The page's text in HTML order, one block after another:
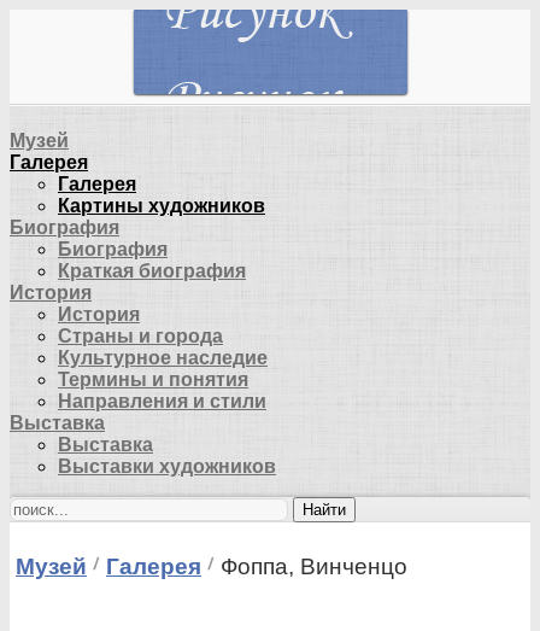
Музей
Галерея
Галерея
Картины художников
Биография
Биография
Краткая биография
История
История
Страны и города
Культурное наследие
Термины и понятия
Направления и стили
Выставка
Выставка
Выставки художников
Найти
Музей Галерея Фоппа, Винченцо